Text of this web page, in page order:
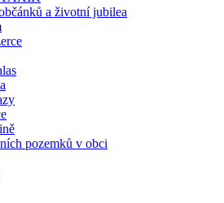
a životní jubilea
pozemků v obci